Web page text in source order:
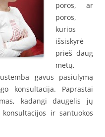
poros, ar
poros,
kurios
išsiskyrė
prieš daug
metų,
gavus pasiūlymą
konsultacija. Paprastai
kadangi daugelis jų
ir santuokos